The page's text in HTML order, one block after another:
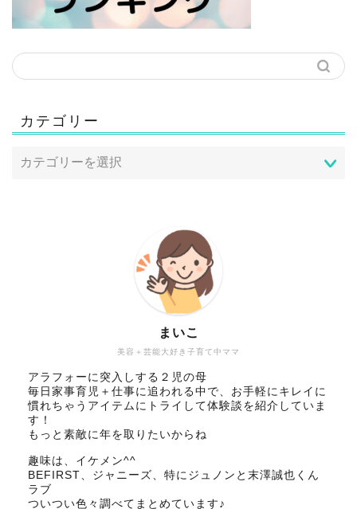
カテゴリー
美容＋芸能大好き子育て中ママ
まいこ
アラフォーに突入しする２児の母
毎日家事育児＋仕事に追われる中で、お手軽にキレイに
慣れちゃうアイテムにトライして体験談を紹介していま
す！
もっと素敵に年を取りたいからね
趣味は、イケメン^^
BEFIRST、ジャニーズ、特にジュノンと末澤誠也くん
ラブ
ついつい色々調べてまとめています♪